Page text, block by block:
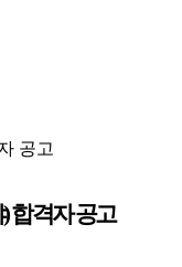
공고
합격자 공고